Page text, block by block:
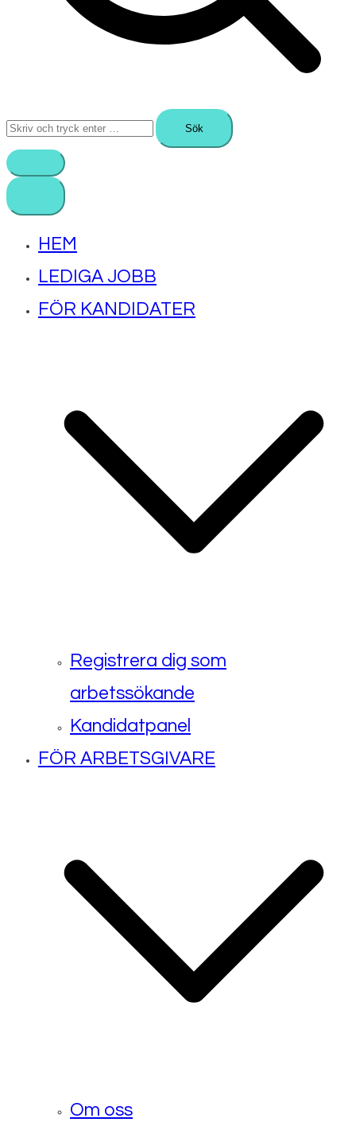
Sök
HEM
LEDIGA JOBB
FÖR KANDIDATER
Registrera dig som
arbetssökande
Kandidatpanel
FÖR ARBETSGIVARE
Om oss